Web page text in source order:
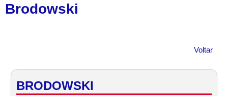
Brodowski
Voltar
BRODOWSKI